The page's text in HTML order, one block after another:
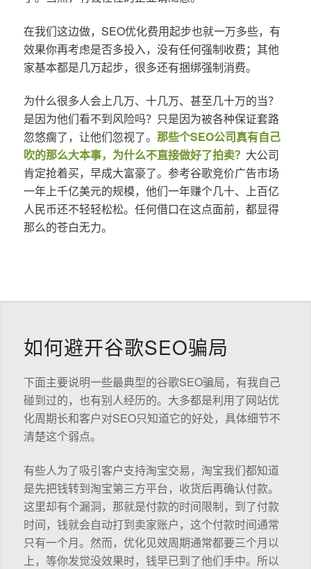
在我们这边做，SEO优化费用起步也就一万多些，有
效果你再考虑是否多投入，没有任何强制收费；其他
家基本都是几万起步，很多还有捆绑强制消费。
为什么很多人会上几万、十几万、甚至几十万的当？
是因为他们看不到风险吗？只是因为被各种保证套路
忽悠瘸了，让他们忽视了。 那些个SEO公司真有自己
吹的那么大本事，为什么不直接做好了拍卖？ 大公司
肯定抢着买，早成大富豪了。参考谷歌竞价广告市场
一年上千亿美元的规模，他们一年赚个几十、上百亿
人民币还不轻轻松松。任何借口在这点面前，都显得
那么的苍白无力。
如何避开谷歌SEO骗局
下面主要说明一些最典型的谷歌SEO骗局，有我自己
碰到过的，也有别人经历的。大多都是利用了网站优
化周期长和客户对SEO只知道它的好处，具体细节不
清楚这个弱点。
有些人为了吸引客户支持淘宝交易，淘宝我们都知道
是先把钱转到淘宝第三方平台，收货后再确认付款。
这里却有个漏洞，那就是付款的时间限制，到了付款
时间，钱就会自动打到卖家账户，这个付款时间通常
只有一个月。然而，优化见效周期通常都要三个月以
上，等你发觉没效果时，钱早已到了他们手中。所以